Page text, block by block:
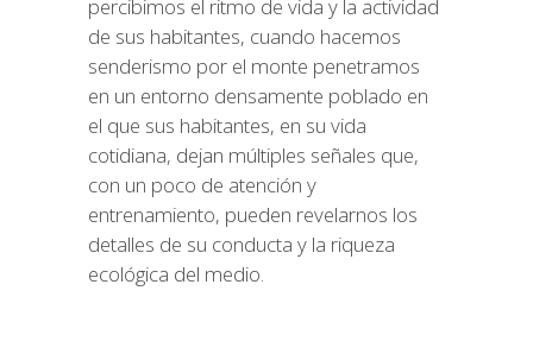
percibimos el ritmo de vida y la actividad
de sus habitantes, cuando hacemos
senderismo por el monte penetramos
en un entorno densamente poblado en
el que sus habitantes, en su vida
cotidiana, dejan múltiples señales que,
con un poco de atención y
entrenamiento, pueden revelarnos los
detalles de su conducta y la riqueza
ecológica del medio.